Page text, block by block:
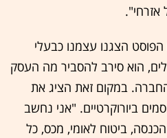
אזרחי".
הצגנו עצמנו כבעלי
הוא סירב להסביר מה העסק
במקום זאת הציג את
ביורוקרטיים. "אני נחשב
ביטוח לאומי, מכס, כל